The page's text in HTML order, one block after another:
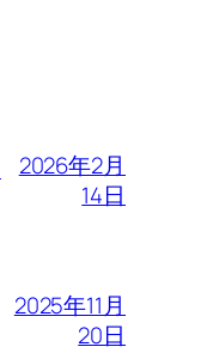
2026年2月
14日
2025年11月
20日